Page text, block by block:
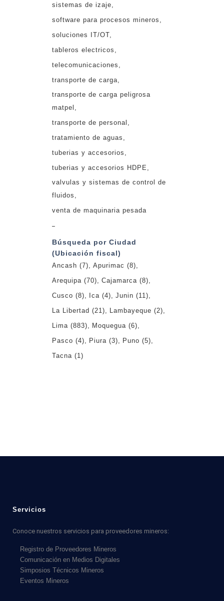
sistemas de izaje
software para procesos mineros
soluciones IT/OT
tableros electricos
telecomunicaciones
transporte de carga
transporte de carga peligrosa
matpel
transporte de personal
tratamiento de aguas
tuberias y accesorios
tuberias y accesorios HDPE
valvulas y sistemas de control de
fluidos
venta de maquinaria pesada
Búsqueda por Ciudad
(Ubicación fiscal)
Ancash (7) Apurimac (8)
Arequipa (70) Cajamarca (8)
Cusco (8) Ica (4) Junin (11)
La Libertad (21) Lambayeque (2)
Lima (883) Moquegua (6)
Pasco (4) Piura (3) Puno (5)
Tacna (1)
Servicios
Conoce nuestros servicios para proveedores mineros:
Registro de Proveedores Mineros
Comunicación en Medios Digitales
Simposios Técnicos Mineros
Eventos Mineros